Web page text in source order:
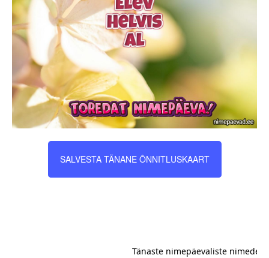
SALVESTA TÄNANE ÕNNITLUSKAART
Tänaste nimepäevaliste nimede